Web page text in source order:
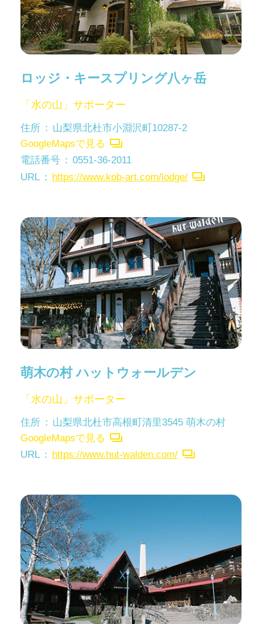
ロッジ・キースプリング八ヶ岳
「水の山」サポーター
住所
山梨県北杜市小淵沢町10287-2
GoogleMapsで見る
電話番号
0551-36-2011
URL
https://www.kob-art.com/lodge/
萌木の村 ハットウォールデン
「水の山」サポーター
住所
山梨県北杜市高根町清里3545 萌木の村
GoogleMapsで見る
URL
https://www.hut-walden.com/